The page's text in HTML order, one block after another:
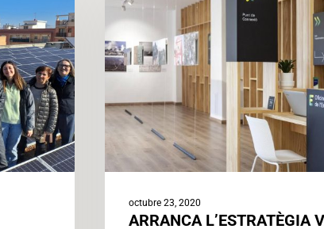
VALÈNCIA
2030
AMB
LA
DEL
GRUP
TREBALL
TRANSICIÓ
octubre 23, 2020
ARRANCA L’ESTRATÈGIA